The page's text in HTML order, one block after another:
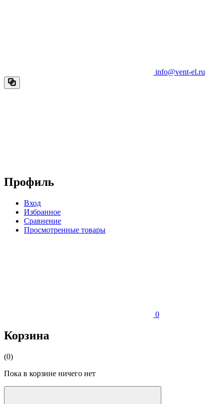
info@vent-el.ru
Профиль
Вход
Избранное
Сравнение
Просмотренные товары
0
Корзина
(0)
Пока в корзине ничего нет